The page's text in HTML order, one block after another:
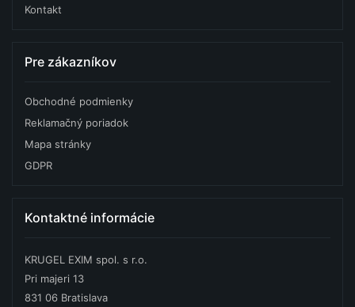
Kontakt
Pre zákazníkov
Obchodné podmienky
Reklamačný poriadok
Mapa stránky
GDPR
Kontaktné informácie
KRUGEL EXIM spol. s r.o.
Pri majeri 13
831 06 Bratislava